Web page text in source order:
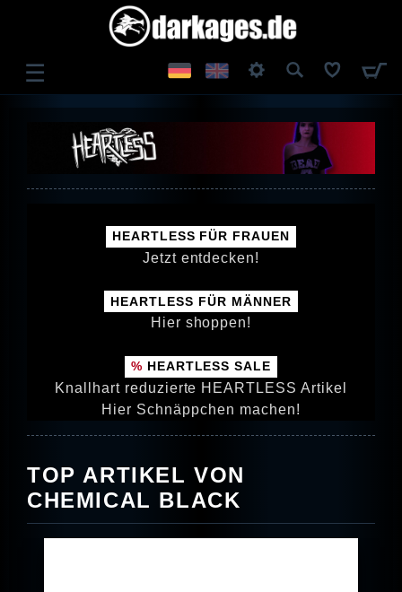
☰
REGISTRIEREN
HEARTLESS FÜR FRAUEN
Jetzt entdecken!
HEARTLESS FÜR MÄNNER
Hier shoppen!
HEARTLESS SALE
Knallhart reduzierte HEARTLESS Artikel
Hier Schnäppchen machen!
TOP ARTIKEL VON
CHEMICAL BLACK